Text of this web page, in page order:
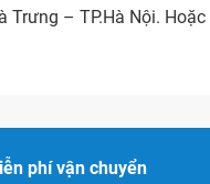
– TP.Hà Nội.
phí vận chuyển